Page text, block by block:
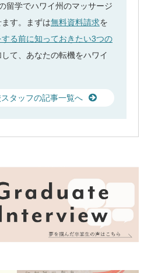
留学でハワイ州のマッサージ
す。まずは無料資料請求を
する前に知っておきたい3つの
して、あなたの転機をハワイ
タッフの記事一覧へ